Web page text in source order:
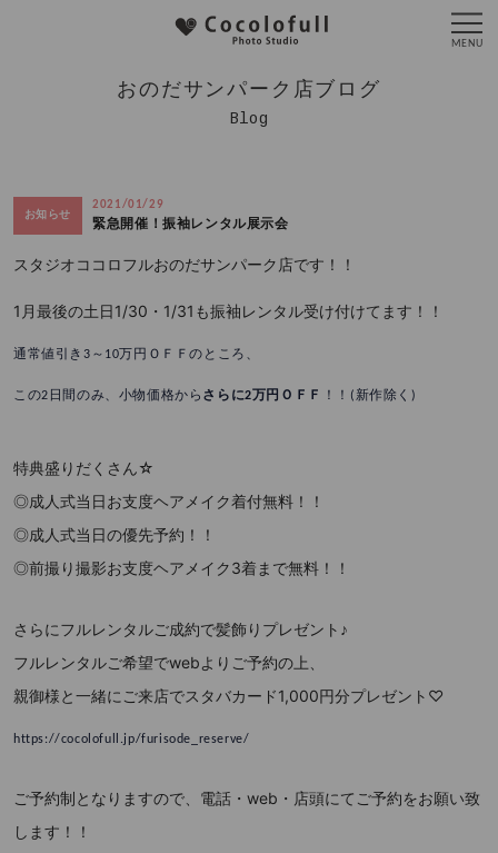
おのだサンパーク店ブログ
Blog
お知らせ
2021/01/29
緊急開催！振袖レンタル展示会
スタジオココロフルおのだサンパーク店です！！
1月最後の土日1/30・1/31も振袖レンタル受け付けてます！！
通常値引き3～10万円ＯＦＦのところ、
この2日間のみ、小物価格から さらに2万円ＯＦＦ ！！(新作除く)
特典盛りだくさん☆
◎成人式当日お支度ヘアメイク着付無料！！
◎成人式当日の優先予約！！
◎前撮り撮影お支度ヘアメイク3着まで無料！！
さらにフルレンタルご成約で髪飾りプレゼント♪
フルレンタルご希望でwebよりご予約の上、
親御様と一緒にご来店でスタバカード1,000円分プレゼント♡
https://cocolofull.jp/furisode_reserve/
ご予約制となりますので、電話・web・店頭にてご予約をお願い致
します！！